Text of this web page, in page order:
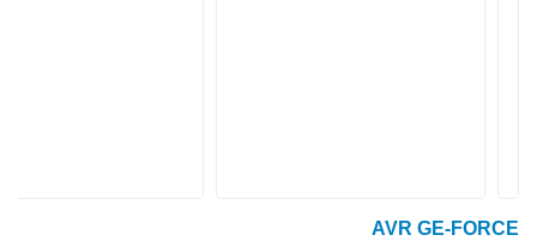
AVR GE-FORCE